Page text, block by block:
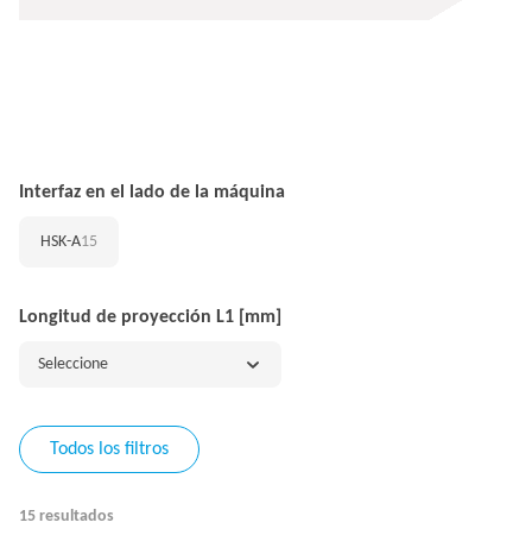
Interfaz en el lado de la máquina
HSK-A15
Longitud de proyección L1 [mm]
Seleccione
Todos los filtros
15 resultados